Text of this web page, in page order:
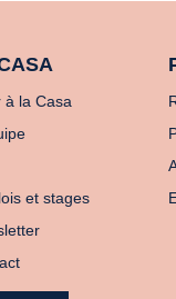
à la Casa
et stages